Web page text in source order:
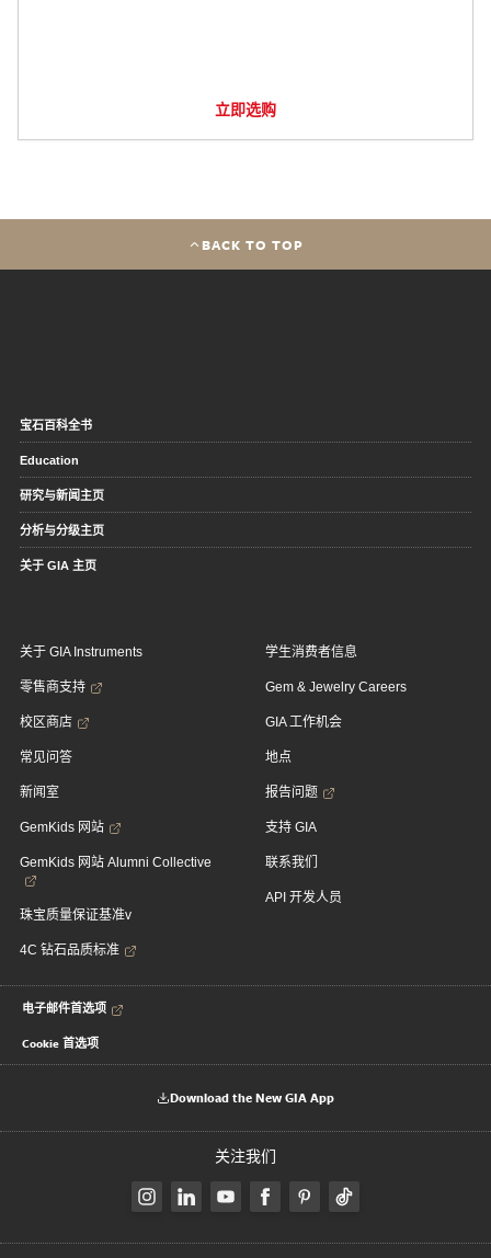
立即选购
BACK TO TOP
宝石百科全书
Education
研究与新闻主页
分析与分级主页
关于 GIA 主页
关于 GIA Instruments
零售商支持
校区商店
常见问答
新闻室
GemKids 网站
GemKids 网站 Alumni Collective
珠宝质量保证基准v
4C 钻石品质标准
学生消费者信息
Gem & Jewelry Careers
GIA 工作机会
地点
报告问题
支持 GIA
联系我们
API 开发人员
电子邮件首选项
Cookie 首选项
Download the New GIA App
关注我们